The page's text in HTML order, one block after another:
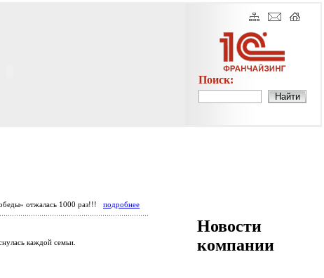
Поиск:
отжалась 1000 раз!!! подробнее
каждой семьи.
Новости
компании